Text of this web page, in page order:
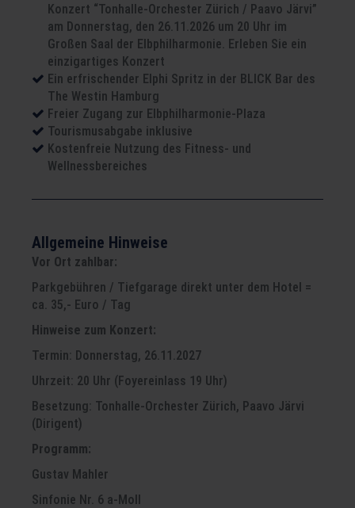
Konzert “Tonhalle-Orchester Zürich / Paavo Järvi”
am Donnerstag, den 26.11.2026 um 20 Uhr im
Großen Saal der Elbphilharmonie. Erleben Sie ein
einzigartiges Konzert
Ein erfrischender Elphi Spritz in der BLICK Bar des
The Westin Hamburg
Freier Zugang zur Elbphilharmonie-Plaza
Tourismusabgabe inklusive
Kostenfreie Nutzung des Fitness- und
Wellnessbereiches
Allgemeine Hinweise
Vor Ort zahlbar:
Parkgebühren / Tiefgarage direkt unter dem Hotel =
ca. 35,- Euro / Tag
Hinweise zum Konzert:
Termin: Donnerstag, 26.11.2027
Uhrzeit: 20 Uhr (Foyereinlass 19 Uhr)
Besetzung: Tonhalle-Orchester Zürich, Paavo Järvi
(Dirigent)
Programm:
Gustav Mahler
Sinfonie Nr. 6 a-Moll